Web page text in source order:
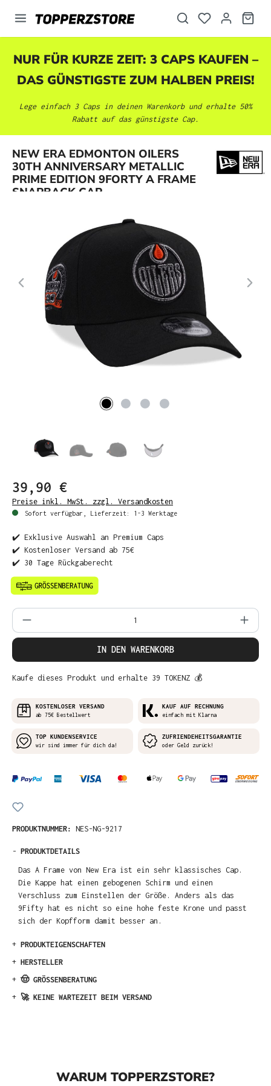
springen
NUR FÜR KURZE ZEIT: 3 CAPS KAUFEN –
DAS GÜNSTIGSTE ZUM HALBEN PREIS!
Lege einfach 3 Caps in deinen Warenkorb und erhalte 50%
Rabatt auf das günstigste Cap.
NEW ERA EDMONTON OILERS
30TH ANNIVERSARY METALLIC
PRIME EDITION 9FORTY A FRAME
SNAPBACK CAP
Bildergalerie überspringen
39,90 €
Preise inkl. MwSt. zzgl. Versandkosten
Sofort verfügbar, Lieferzeit: 1-3 Werktage
✔️ Exklusive Auswahl an Premium Caps
✔️ Kostenloser Versand ab 75€
✔️ 30 Tage Rückgaberecht
Produkt Anzahl: Gib den gewünschten
IN DEN WARENKORB
Kaufe dieses Produkt und erhalte 39 TOKENZ 💰
KOSTENLOSER VERSAND
ab 75€ Bestellwert
KAUF AUF RECHNUNG
einfach mit Klarna
TOP KUNDENSERVICE
wir sind immer für dich da!
ZUFRIENDEHEITSGARANTIE
oder Geld zurück!
PRODUKTNUMMER: NES-NG-9217
- PRODUKTDETAILS
Das A Frame von New Era ist ein sehr klassisches Cap.
Die Kappe hat einen gebogenen Schirm und einen
Verschluss zum Einstellen der Größe. Anders als das
9Fifty hat es nicht so eine hohe feste Krone und passt
sich der Kopfform damit besser an.
+ PRODUKTEIGENSCHAFTEN
+ HERSTELLER
+ 🤠 GRÖSSENBERATUNG
+ 🚀 KEINE WARTEZEIT BEIM VERSAND
WARUM TOPPERZSTORE?